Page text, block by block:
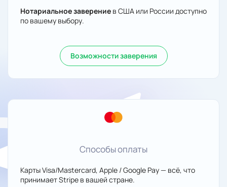
Нотариальное заверение в США или России доступно
по вашему выбору.
Возможности заверения
Способы оплаты
Карты Visa/Mastercard, Apple / Google Pay — всё, что
принимает Stripe в вашей стране.